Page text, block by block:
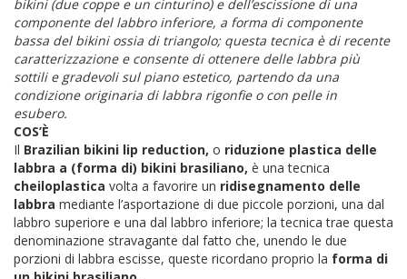
bikini (due coppe e un cinturino) e dell’escissione di una
componente del labbro inferiore, a forma di componente
bassa del bikini ossia di triangolo; questa tecnica è di recente
caratterizzazione e consente di ottenere delle labbra più
sottili e gradevoli sul piano estetico, partendo da una
condizione originaria di labbra rigonfie o con pelle in
esubero.
COS’È
Il Brazilian bikini lip reduction, o riduzione plastica delle
labbra a (forma di) bikini brasiliano, è una tecnica
cheiloplastica volta a favorire un ridisegnamento delle
labbra mediante l’asportazione di due piccole porzioni, una dal
labbro superiore e una dal labbro inferiore; la tecnica trae questa
denominazione stravagante dal fatto che, unendo le due
porzioni di labbra escisse, queste ricordano proprio la forma di